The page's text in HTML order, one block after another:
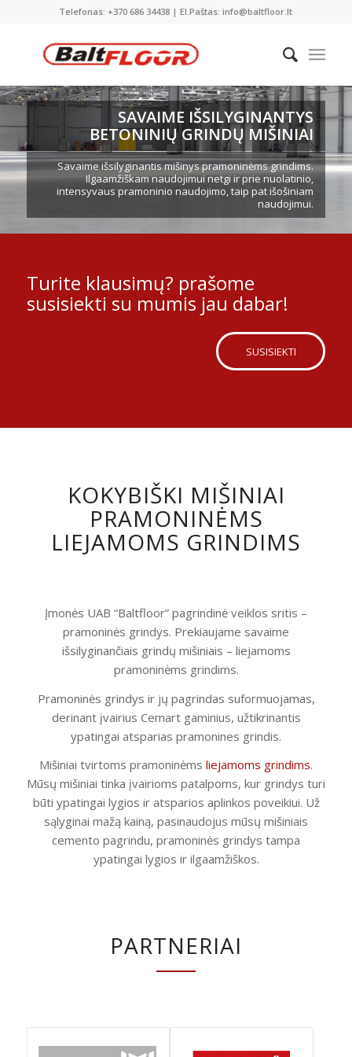
Telefonas: +370 686 34438 | El.Paštas: info@baltfloor.lt
SAVAIME IŠSILYGINANTYS
BETONINIŲ GRINDŲ MIŠINIAI
Savaime išsilyginantis mišinys pramoninėms grindims.
Ilgaamžiškam naudojimui netgi ir prie nuolatinio,
intensyvaus pramoninio naudojimo, taip pat išošiniam
naudojimui.
Turite klausimų? prašome
susisiekti su mumis jau dabar!
SUSISIEKTI
KOKYBIŠKI MIŠINIAI
PRAMONINĖMS
LIEJAMOMS GRINDIMS
Įmonės UAB “Baltfloor” pagrindinė veiklos sritis –
pramoninės grindys. Prekiaujame savaime
išsilyginančiais grindų mišiniais – liejamoms
pramoninėms grindims.
Pramoninės grindys ir jų pagrindas suformuojamas,
derinant įvairius Cemart gaminius, užtikrinantis
ypatingai atsparias pramonines grindis.
Mišiniai tvirtoms pramoninėms liejamoms grindims.
Mūsų mišiniai tinka įvairioms patalpoms, kur grindys turi
būti ypatingai lygios ir atsparios aplinkos poveikiui. Už
sąlyginai mažą kainą, pasinaudojus mūsų mišiniais
cemento pagrindu, pramoninės grindys tampa
ypatingai lygios ir ilgaamžiškos.
PARTNERIAI